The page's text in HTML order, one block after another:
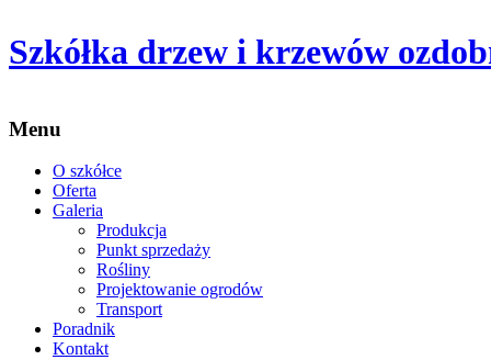
Szkółka drzew i krzewów
Menu
O szkółce
Oferta
Galeria
Produkcja
Punkt sprzedaży
Rośliny
Projektowanie ogrodów
Transport
Poradnik
Kontakt